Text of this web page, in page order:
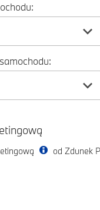
od Zdunek